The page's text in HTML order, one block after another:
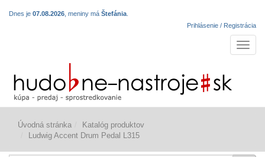
Dnes je 07.08.2026 , meniny má Štefánia
Prihlásenie / Registrácia
Úvodná stránka
Katalóg produktov
Ludwig Accent Drum Pedal L315